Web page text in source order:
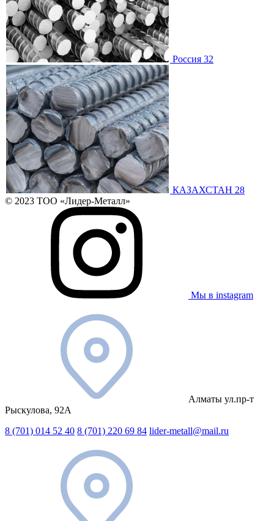
Россия 32
КАЗАХСТАН 28
© 2023 ТОО «Лидер-Металл»
Мы в instagram
Алматы ул.пр-т
Рыскулова, 92А
8 (701) 014 52 40 8 (701) 220 69 84 lider-metall@mail.ru